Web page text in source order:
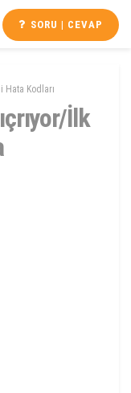
SORU | CEVAP
Hata Kodları
İlk